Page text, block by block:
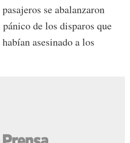
se abalanzaron
de los disparos que
asesinado a los